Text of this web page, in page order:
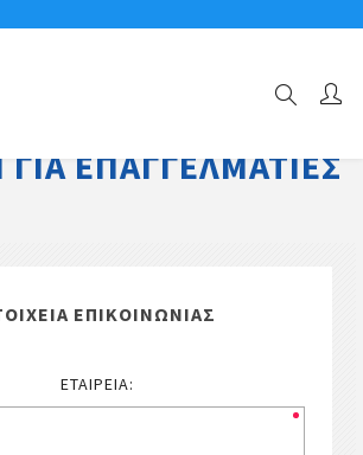
ΕΠΑΓΓΕΛΜΑΤΊΕΣ
ΕΠΙΚΟΙΝΩΝΊΑΣ
ΕΤΑΙΡΕΊΑ: